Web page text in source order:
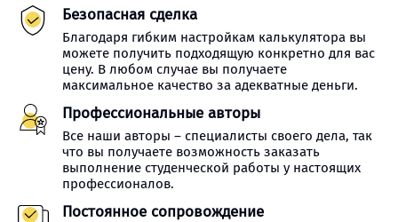
Безопасная сделка
Благодаря гибким настройкам калькулятора вы
можете получить подходящую конкретно для вас
цену. В любом случае вы получаете
максимальное качество за адекватные деньги.
Профессиональные авторы
Все наши авторы – специалисты своего дела, так
что вы получаете возможность заказать
выполнение студенческой работы у настоящих
профессионалов.
Постоянное сопровождение